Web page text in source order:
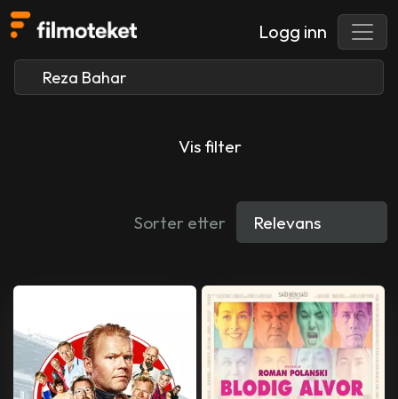
Logg inn
Vis filter
Sorter etter